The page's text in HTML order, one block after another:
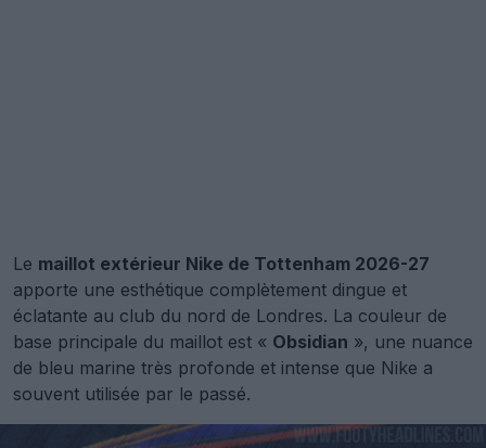
Le maillot extérieur Nike de Tottenham 2026-27
apporte une esthétique complètement dingue et
éclatante au club du nord de Londres. La couleur de
base principale du maillot est « Obsidian », une nuance
de bleu marine très profonde et intense que Nike a
souvent utilisée par le passé.